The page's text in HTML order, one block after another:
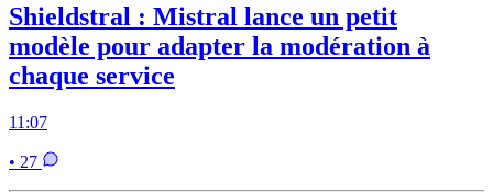
Shieldstral : Mistral lance un petit
modèle pour adapter la modération à
chaque service
11:07
• 27